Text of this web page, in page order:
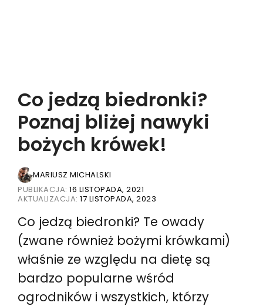
Co jedzą biedronki?
Poznaj bliżej nawyki
bożych krówek!
MARIUSZ MICHALSKI
PUBLIKACJA: 16 LISTOPADA, 2021
AKTUALIZACJA: 17 LISTOPADA, 2023
Co jedzą biedronki? Te owady
(zwane również bożymi krówkami)
właśnie ze względu na dietę są
bardzo popularne wśród
ogrodników i wszystkich, którzy